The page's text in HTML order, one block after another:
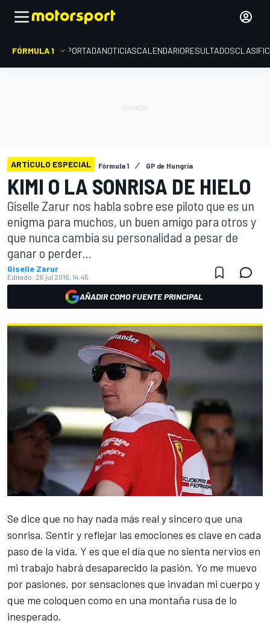
FÓRMULA 1 PORTADANOTICIASCALENDARIORESULTADOS
ARTÍCULO ESPECIAL Fórmula 1 GP de Hungría
KIMI O LA SONRISA DE HIELO
Giselle Zarur nos habla sobre ese piloto que es un
enigma para muchos, un buen amigo para otros y
que nunca cambia su personalidad a pesar de
ganar o perder...
Giselle Zarur
Editado: 26 jul 2016, 14:45
AÑADIR COMO FUENTE PRINCIPAL
Se dice que no hay nada más real y sincero que una
sonrisa. Sentir y reflejar las emociones es clave en cada
paso de la vida. Y es que el día que no sienta nervios en
mi trabajo habrá desaparecido la pasión. Yo me muevo
por pasiones, por sensaciones que invadan mi cuerpo y
que me coloquen como en una montaña rusa de lo
inesperado.